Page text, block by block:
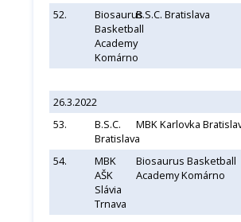
52.
Biosaurus
Basketball
Academy
Komárno
B.S.C. Bratislava
26.3.2022
53.
B.S.C.
Bratislava
MBK Karlovka
54.
MBK
AŠK
Slávia
Trnava
Biosaurus Basketball
Academy Komárno